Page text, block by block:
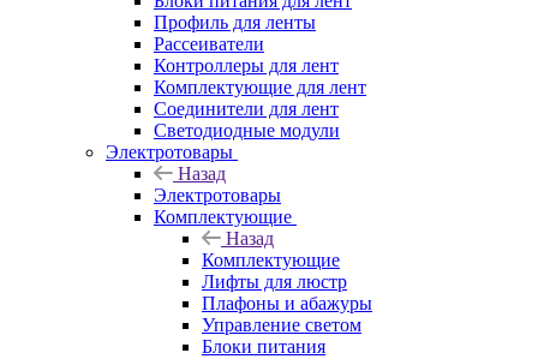
Профиль для ленты
Рассеиватели
Контроллеры для лент
Комплектующие для лент
Соединители для лент
Светодиодные модули
Электротовары
Назад
Электротовары
Комплектующие
Назад
Комплектующие
Лифты для люстр
Плафоны и абажуры
Управление светом
Блоки питания